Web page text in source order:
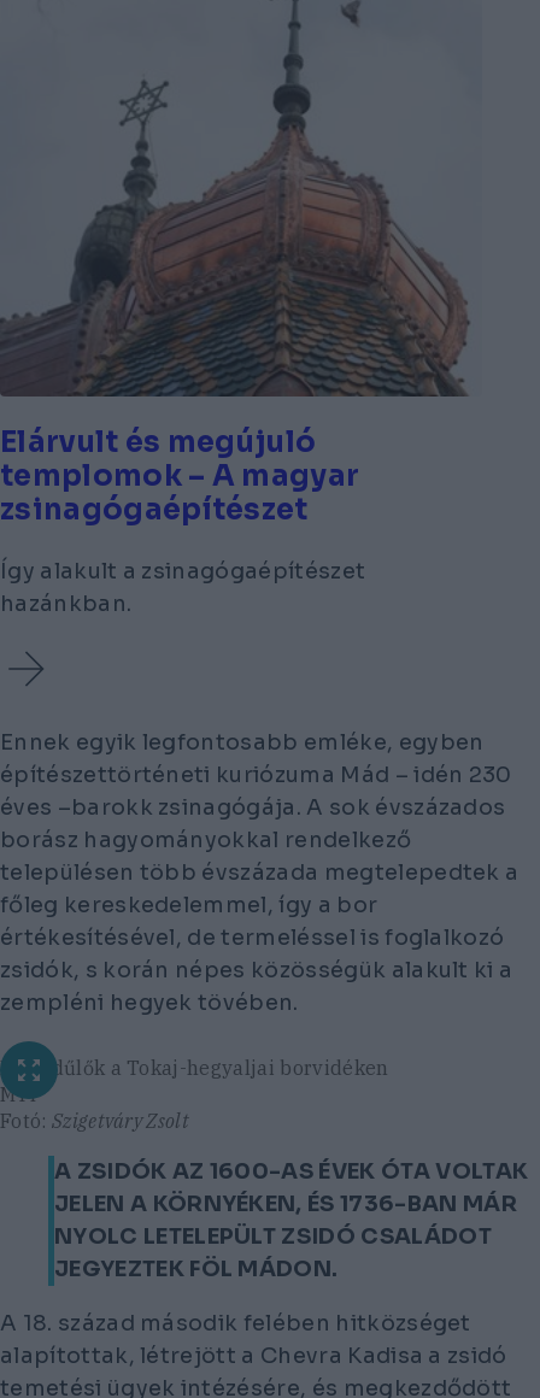
Elárvult és megújuló
templomok – A magyar
zsinagógaépítészet
Így alakult a zsinagógaépítészet
hazánkban.
Ennek egyik legfontosabb emléke, egyben
építészettörténeti kuriózuma Mád – idén 230
éves –barokk zsinagógája. A sok évszázados
borász hagyományokkal rendelkező
településen több évszázada megtelepedtek a
főleg kereskedelemmel, így a bor
értékesítésével, de termeléssel is foglalkozó
zsidók, s korán népes közösségük alakult ki a
zempléni hegyek tövében.
Mádi dűlők a Tokaj-hegyaljai borvidéken
MTI
Fotó: Szigetváry Zsolt
A ZSIDÓK AZ 1600-AS ÉVEK ÓTA VOLTAK
JELEN A KÖRNYÉKEN, ÉS 1736-BAN MÁR
NYOLC LETELEPÜLT ZSIDÓ CSALÁDOT
JEGYEZTEK FÖL MÁDON.
A 18. század második felében hitközséget
alapítottak, létrejött a Chevra Kadisa a zsidó
temetési ügyek intézésére, és megkezdődött